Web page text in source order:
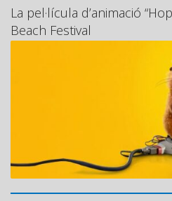
La pel·lícula d’animació
Beach Festival